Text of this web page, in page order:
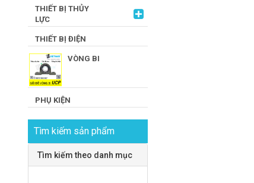
THIẾT BỊ THỦY
LỰC
THIẾT BỊ ĐIỆN
VÒNG BI
PHỤ KIỆN
Tìm kiếm sản phẩm
Tìm kiếm theo danh mục